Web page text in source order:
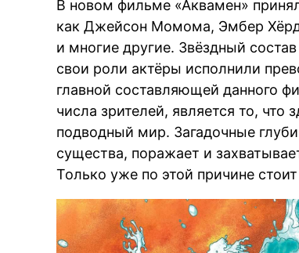
В новом фильме «Аквамен»
как Джейсон Момома, Эмбер
и многие другие. Звёздный
свои роли актёры исполнили
главной составляющей данного
числа зрителей, является то, что
подводный мир. Загадочные
существа, поражает и
Только уже по этой причине